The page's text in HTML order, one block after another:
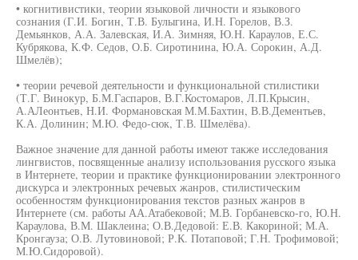
• когнитивистики, теории языковой личности и языкового
сознания (Г.И. Богин, Т.В. Булыгина, И.Н. Горелов, В.З.
Демьянков, А.А. Залевская, И.А. Зимняя, Ю.Н. Караулов, Е.С.
Кубрякова, К.Ф. Седов, О.Б. Сиротинина, Ю.А. Сорокин, А.Д.
Шмелёв);
• теории речевой деятельности и функциональной стилистики
(Т.Г. Винокур, Б.М.Гаспаров, В.Г.Костомаров, Л.П.Крысин,
А.АЛеонтьев, Н.И. Формановская М.М.Бахтин, В.В.Дементьев,
К.А. Долинин; М.Ю. Федо-сюк, Т.В. Шмелёва).
Важное значение для данной работы имеют также исследования
лингвистов, посвященные анализу использования русского языка
в Интернете, теории и практике функционировании электронного
дискурса и электронных речевых жанров, стилистическим
особенностям функционирования текстов разных жанров в
Интернете (см. работы АА.Атабековой; М.В. Горбаневско-го, Ю.Н.
Караулова, В.М. Шаклеина; О.В.Дедовой: Е.В. Какориной; М.А.
Кронгауза; О.В. Лутовиновой; Р.К. Потаповой; Г.Н. Трофимовой;
М.Ю.Сидоровой).